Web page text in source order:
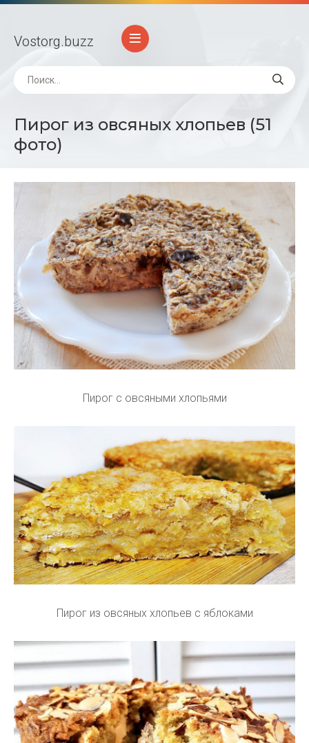
Vostorg.buzz
Пирог из овсяных хлопьев (51
фото)
Пирог с овсяными хлопьями
Пирог из овсяных хлопьев с яблоками